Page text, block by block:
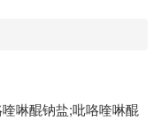
啉醌钠盐;吡咯喹啉醌